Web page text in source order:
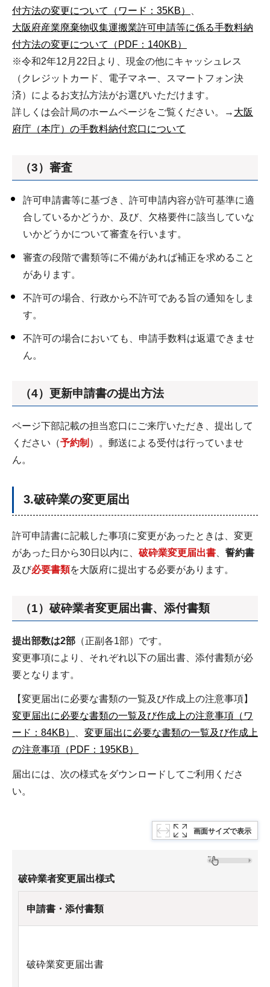
付方法の変更について（ワード：35KB）
大阪府産業廃棄物収集運搬業許可申請等に係る手数料納
付方法の変更について（PDF：140KB）
※令和2年12月22日より、現金の他にキャッシュレス
（クレジットカード、電子マネー、スマートフォン決
済）によるお支払方法がお選びいただけます。
詳しくは会計局のホームページをご覧ください。→ 大阪
府庁（本庁）の手数料納付窓口について
（3）審査
許可申請書等に基づき、許可申請内容が許可基準に適
合しているかどうか、及び、欠格要件に該当していな
いかどうかについて審査を行います。
審査の段階で書類等に不備があれば補正を求めること
があります。
不許可の場合、行政から不許可である旨の通知をしま
す。
不許可の場合においても、申請手数料は返還できませ
ん。
（4）更新申請書の提出方法
ページ下部記載の担当窓口にご来庁いただき、提出して
ください（予約制 ）。郵送による受付は行っていませ
ん。
3.破砕業の変更届出
許可申請書に記載した事項に変更があったときは、変更
があった日から30日以内に、 破砕業変更届出書
誓約書
及び必要書類を大阪府に提出する必要があります。
（1）破砕業者変更届出書、添付書類
提出部数は2部 （正副各1部）です。
変更事項により、それぞれ以下の届出書、添付書類が必
要となります。
【変更届出に必要な書類の一覧及び作成上の注意事項】
変更届出に必要な書類の一覧及び作成上の注意事項（ワ
ード：84KB）
、 変更届出に必要な書類の一覧及び作成上
の注意事項（PDF：195KB）
届出には、次の様式をダウンロードしてご利用くださ
い。
画面サイズで表示
破砕業者変更届出様式
申請書・添付書類
破砕業変更届出書